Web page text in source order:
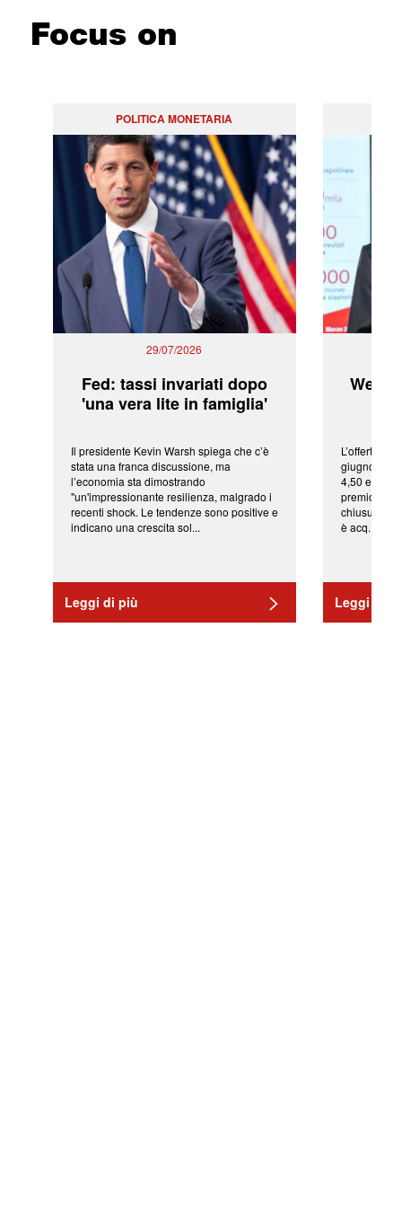
Focus on
POLITICA MONETARIA
29/07/2026
Fed: tassi invariati dopo
'una vera lite in famiglia'
Il presidente Kevin Warsh spiega che c’è
stata una franca discussione, ma
l’economia sta dimostrando
"un'impressionante resilienza, malgrado i
recenti shock. Le tendenze sono positive e
indicano una crescita sol...
Leggi di più
L’offerta
giugno da
4,50 euro
premio di
chiusura
è acq...
Leggi di